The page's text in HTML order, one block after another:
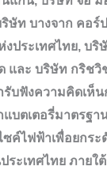
ษัท บางจาก คอร์
ประเทศไทย, บริ
และ บริษัท กริชวิ
รับฟังความคิดเห็
บตเตอรี่มาตรฐา
ซค์ไฟฟ้าเพื่อยกร
ระเทศไทย ภาย